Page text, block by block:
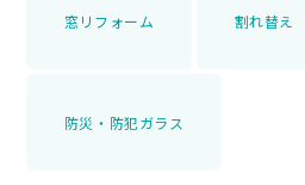
窓リフォーム 割れ替え
防災・防犯ガラス